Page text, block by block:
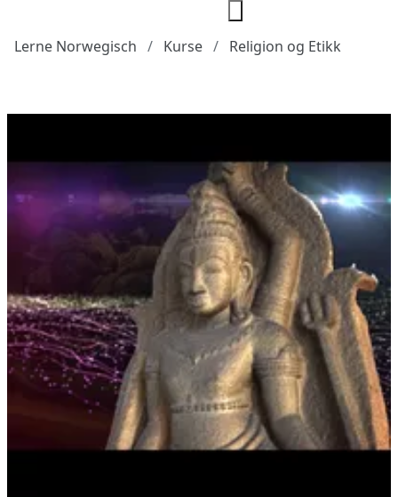
Lerne Norwegisch Kurse Religion og Etikk